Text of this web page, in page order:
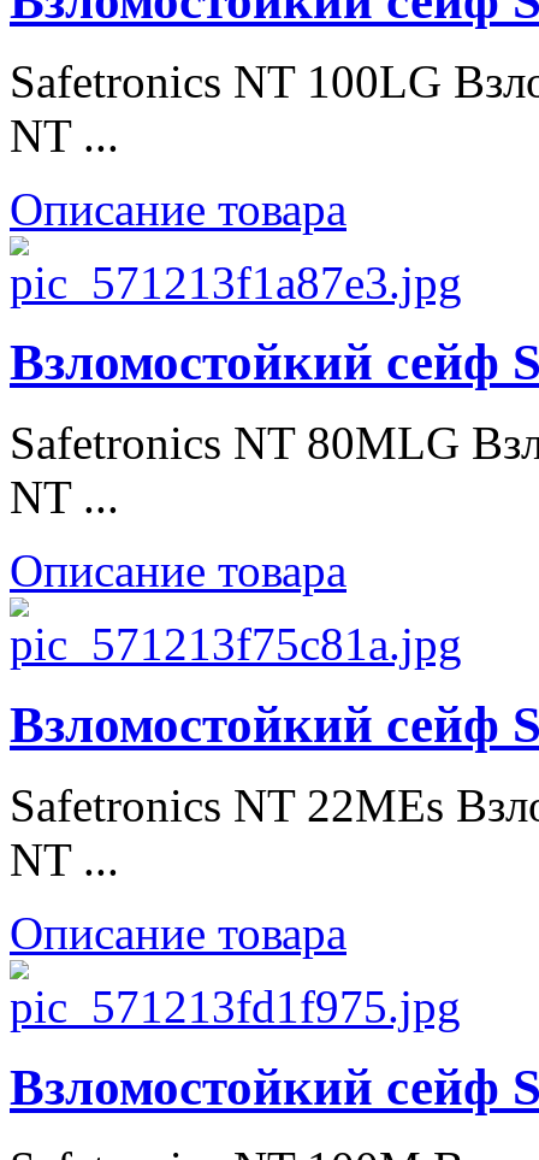
Safetronics NT 100LG
NT ...
Описание товара
Взломостойкий сейф
Safetronics NT 80МLG
NT ...
Описание товара
Взломостойкий сейф
Safetronics NT 22MEs
NT ...
Описание товара
Взломостойкий сейф